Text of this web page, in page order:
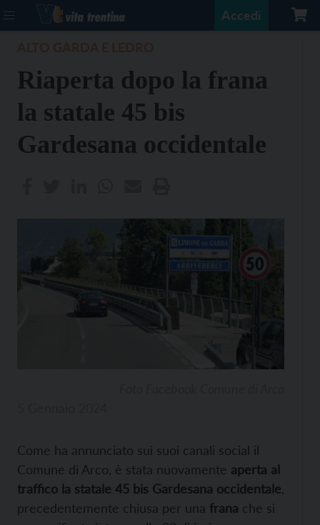
Accedi
Riaperta dopo la frana
la statale 45 bis
Gardesana occidentale
Come ha annunciato sui suoi canali social il
Comune di Arco, è stata nuovamente aperta al
traffico la statale 45 bis Gardesana occidentale
precedentemente chiusa per una frana che si